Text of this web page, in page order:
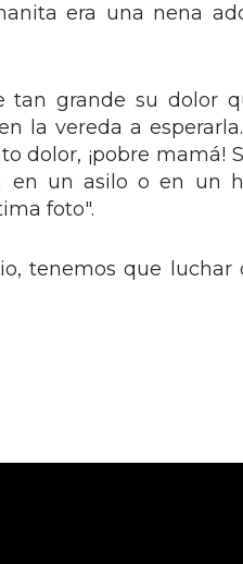
era una nena
tan grande su dolor
la vereda a
dolor, ¡pobre mamá!
un asilo o en un
foto".
tenemos que luchar